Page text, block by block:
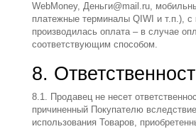
WebMoney, Деньги@mail.ru,
платежные терминалы QIWI и т.п.), с
производилась оплата – в случае
соответствующим способом.
8.
8.1. Продавец не несет
причиненный Покупателю
использования Товаров,